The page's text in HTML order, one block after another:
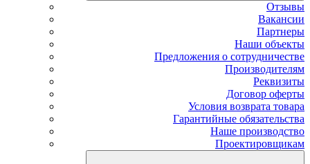
Отзывы
Вакансии
Партнеры
Наши объекты
Предложения о сотрудничестве
Производителям
Реквизиты
Договор оферты
Условия возврата товара
Гарантийные обязательства
Наше производство
Проектировщикам